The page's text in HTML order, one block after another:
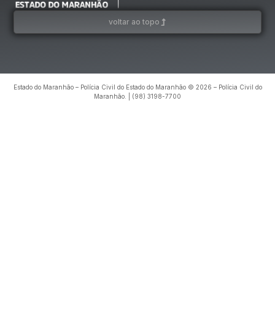
voltar ao topo
Estado do Maranhão – Polícia Civil do Estado do Maranhão © 2026 – Polícia Civil do
Maranhão. | (98) 3198-7700